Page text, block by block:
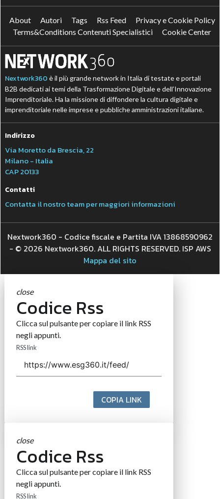
About Autori Tags Rss Feed
Privacy e Cookie Policy
Terms&Conditions Contenuti Specialistici
Cookie Center
Nextwork360 è il più grande network in Italia di testate e portali
B2B dedicati ai temi della Trasformazione Digitale e dell’Innovazione
Imprenditoriale. Ha la missione di diffondere la cultura digitale e
imprenditoriale nelle imprese e pubbliche amministrazioni italiane.
Indirizzo
Via Moretto da Brescia, 22
Milano - Italia
CAP 20133
Contatti
Contatta il nostro team per maggiori informazioni
Nextwork360 - Codice fiscale e Partita IVA 13868590962
- © 2026 Nextwork360. ALL RIGHTS RESERVED. ISP AWS
Mappa del sito
close
Codice Rss
Clicca sul pulsante per copiare il link RSS
negli appunti.
RSS link
COPIA LINK
close
Codice Rss
Clicca sul pulsante per copiare il link RSS
negli appunti.
RSS link